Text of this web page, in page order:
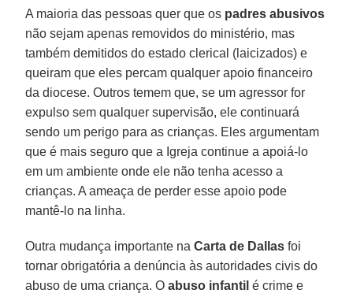
A maioria das pessoas quer que os padres abusivos
não sejam apenas removidos do ministério, mas
também demitidos do estado clerical (laicizados) e
queiram que eles percam qualquer apoio financeiro
da diocese. Outros temem que, se um agressor for
expulso sem qualquer supervisão, ele continuará
sendo um perigo para as crianças. Eles argumentam
que é mais seguro que a Igreja continue a apoiá-lo
em um ambiente onde ele não tenha acesso a
crianças. A ameaça de perder esse apoio pode
mantê-lo na linha.
Outra mudança importante naCarta de Dallas foi
tornar obrigatória a denúncia às autoridades civis do
abuso de uma criança. Oabuso infantil é crime e